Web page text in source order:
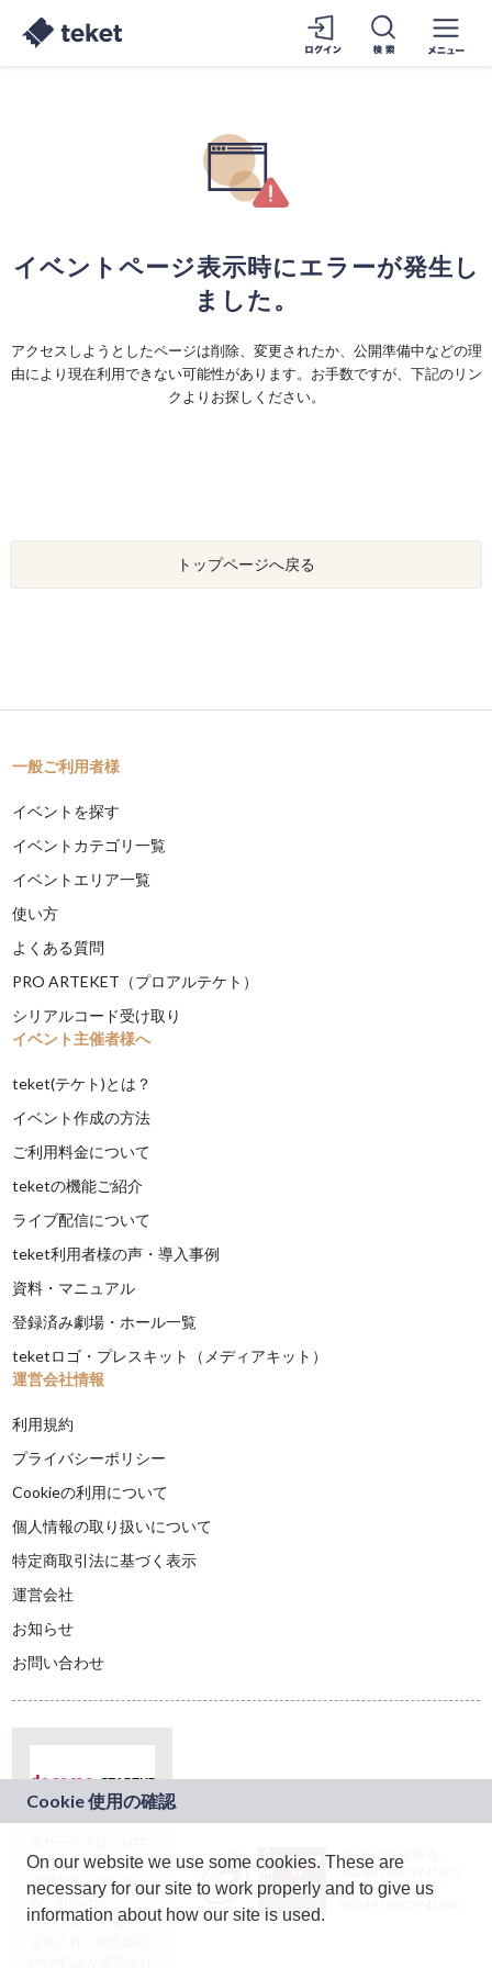
イベントページ表示時にエラーが発生し
ました。
アクセスしようとしたページは削除、変更されたか、公開準備中などの理
由により現在利用できない可能性があります。お手数ですが、下記のリン
クよりお探しください。
トップページへ戻る
一般ご利用者様
イベントを探す
イベントカテゴリ一覧
イベントエリア一覧
使い方
よくある質問
PRO ARTEKET（プロアルテケト）
シリアルコード受け取り
イベント主催者様へ
teket(テケト)とは？
イベント作成の方法
ご利用料金について
teketの機能ご紹介
ライブ配信について
teket利用者様の声・導入事例
資料・マニュアル
登録済み劇場・ホール一覧
teketロゴ・プレスキット（メディアキット）
運営会社情報
利用規約
プライバシーポリシー
Cookieの利用について
個人情報の取り扱いについて
特定商取引法に基づく表示
運営会社
お知らせ
お問い合わせ
ドコモグループの新
規事業創出プログラ
ム「docomo
STARTUP」を通じて
JASRAC許諾番号：
9024936001Y45037
JASRAC許諾番号：
On our website we use some cookies. These are
necessary for our site to work properly and to give us
information about how our site is used.